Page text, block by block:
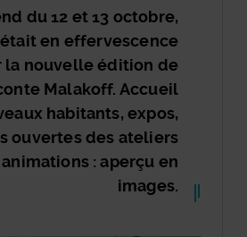
du 12 et 13 octobre,
en effervescence
la nouvelle édition de
Malakoff. Accueil
habitants, expos,
ouvertes des ateliers
: aperçu en
images.